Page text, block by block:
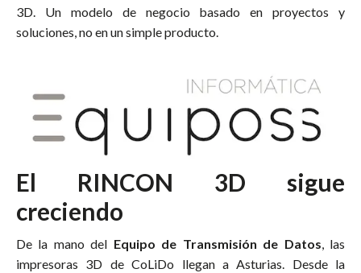
3D. Un modelo de negocio basado en proyectos y
soluciones, no en un simple producto.
El RINCON 3D sigue
creciendo
De la mano del Equipo de Transmisión de Datos, las
impresoras 3D de CoLiDo llegan a Asturias. Desde la